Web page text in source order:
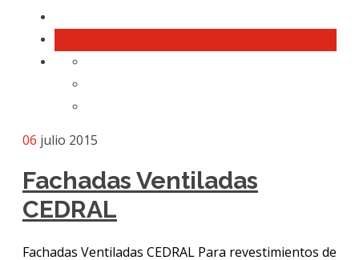
06 julio 2015
Fachadas Ventiladas
CEDRAL
Fachadas Ventiladas CEDRAL Para revestimientos de